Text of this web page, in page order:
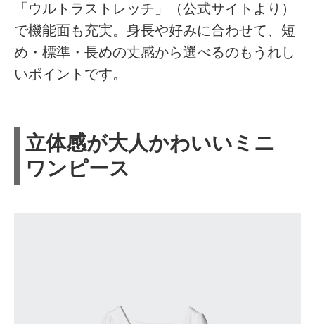
「ウルトラストレッチ」（公式サイトより）
で機能面も充実。身長や好みに合わせて、短
め・標準・長めの丈感から選べるのもうれし
いポイントです。
立体感が大人かわいいミニ
ワンピース